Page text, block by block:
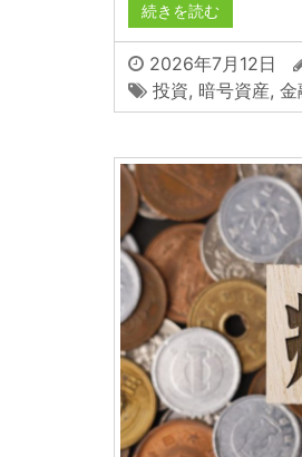
続きを読む
2026年7月12日
投資, 暗号資産, 金